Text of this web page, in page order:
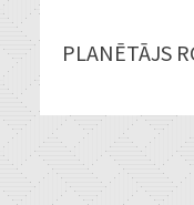
PLANĒTĀJS